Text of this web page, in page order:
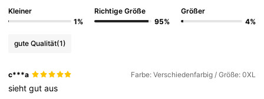
Kleiner
1%
Richtige Größe
95%
Größer
4%
gute Qualität(1)
c***a Farbe: Verschiedenfarbig / Größe: 0XL
siehtgutaus